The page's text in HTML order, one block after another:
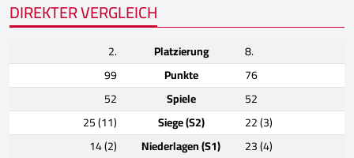
DIREKTER VERGLEICH
2. Platzierung
8.
99
Punkte
76
52
Spiele
52
25 (11)
Siege (S2)
22 (3)
14 (2)
Niederlagen (S1)
23 (4)